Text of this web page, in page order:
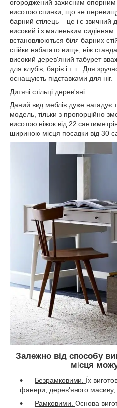
огороджений захисним опорним
висотою спинки, що не
барний стілець – це і є звичний
високий і з маленьким сидінням.
встановлюються біля барних
стійки набагато вище, ніж
високий дерев'яний табурет
для клубів, барів і т. п. Для
оснащують підставками для ніг.
Дитячі стільці дерев'яні
Даний вид меблів дуже нагадує
модель, тільки з пропорційно
висотою ніжок від 22
шириною місця посадки від 30
Залежно від способу
місця
Безрамковими. Їх
фанери, дерев'яного масиву,
Рамковими. Основа